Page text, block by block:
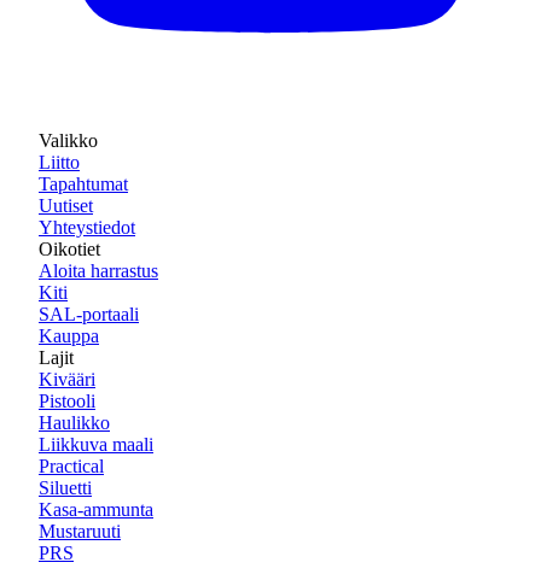
Valikko
Liitto
Tapahtumat
Uutiset
Yhteystiedot
Oikotiet
Aloita harrastus
Kiti
SAL-portaali
Kauppa
Lajit
Kivääri
Pistooli
Haulikko
Liikkuva maali
Practical
Siluetti
Kasa-ammunta
Mustaruuti
PRS